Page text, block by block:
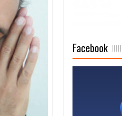
Summit Mujer Pymes
equipo y conciertos
a Hard Rock Café Santo
Facebook